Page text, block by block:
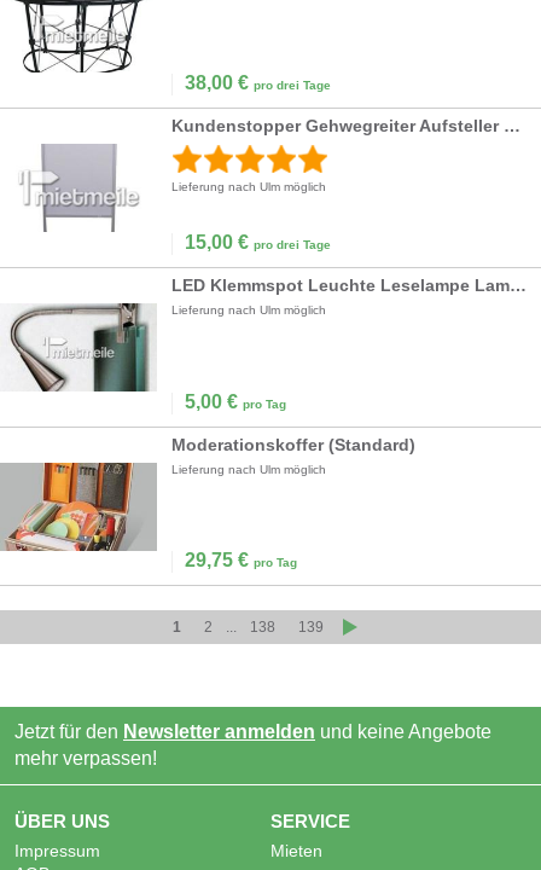
38,00 € pro drei Tage
Kundenstopper Gehwegreiter Aufsteller Werbetafel
Lieferung nach Ulm möglich
15,00 € pro drei Tage
LED Klemmspot Leuchte Leselampe Lampe Spot
Lieferung nach Ulm möglich
5,00 € pro Tag
Moderationskoffer (Standard)
Lieferung nach Ulm möglich
29,75 € pro Tag
1 2 ... 138 139
Jetzt für den Newsletter anmelden und keine Angebote
mehr verpassen!
ÜBER UNS
Impressum
SERVICE
Mieten